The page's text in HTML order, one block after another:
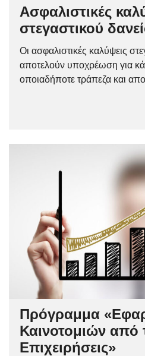
Ασφαλιστικές
στεγαστικού
Οι ασφαλιστικές καλύψεις
αποτελούν υποχρέωση για
οποιαδήποτε τράπεζα και
Πρόγραμμα
Καινοτομιών από
Επιχειρήσεις»